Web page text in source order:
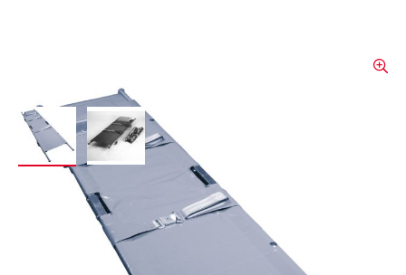
View larger imageView larger image
Krankentragbahre